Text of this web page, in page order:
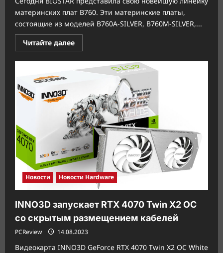
материнских плат B760. Эти материнские платы,
состоящие из моделей B760A-SILVER, B760M-SILVER,...
Читайте далееПрочитать
больше
BIOSTAR
представила
линейку
материнских
на
чипсете
B760
Новости Новости Hardware
INNO3D запускает RTX 4070 Twin X2 OC
со скрытым размещением кабелей
PCReview 14.08.2023
Видеокарта INNO3D GeForce RTX 4070 Twin X2 OC White